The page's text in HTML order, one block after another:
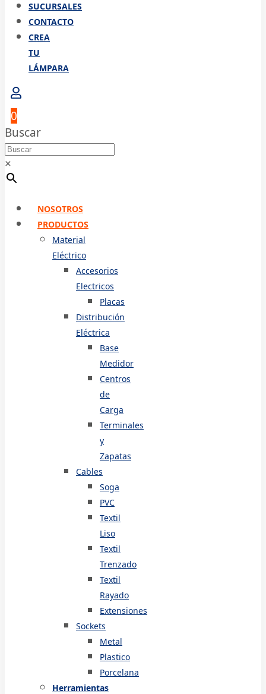
SUCURSALES
CONTACTO
CREA
TU
LÁMPARA
0
Buscar
×
NOSOTROS
PRODUCTOS
Material
Eléctrico
Accesorios
Electricos
Placas
Distribución
Eléctrica
Base
Medidor
Centros
de
Carga
Terminales
y
Zapatas
Cables
Soga
PVC
Textil
Liso
Textil
Trenzado
Textil
Rayado
Extensiones
Sockets
Metal
Plastico
Porcelana
Herramientas